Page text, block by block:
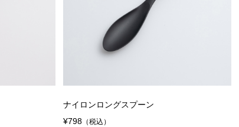
ナイロンロングスプーン
¥798 （税込）